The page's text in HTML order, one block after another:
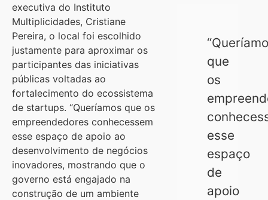
que
os
esse
espaço
de
apoio
executiva do Instituto
Multiplicidades, Cristiane
Pereira, o local foi escolhido
justamente para aproximar os
participantes das iniciativas
públicas voltadas ao
fortalecimento do ecossistema
de startups. “Queríamos que os
empreendedores conhecessem
esse espaço de apoio ao
desenvolvimento de negócios
inovadores, mostrando que o
governo está engajado na
construção de um ambiente